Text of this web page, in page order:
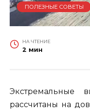
ПОЛЕЗНЫЕ СОВЕТЫ
НА ЧТЕНИЕ
2 мин
Экстремальные
рассчитаны на